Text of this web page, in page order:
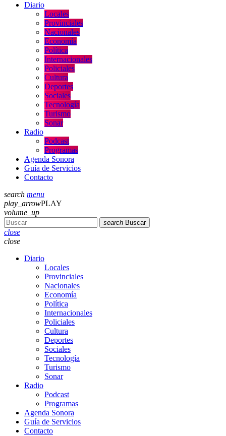
Diario
Locales
Provinciales
Nacionales
Economía
Política
Internacionales
Policiales
Cultura
Deportes
Sociales
Tecnología
Turismo
Sonar
Radio
Podcast
Programas
Agenda Sonora
Guía de Servicios
Contacto
search menu
play_arrowPLAY
volume_up
search Buscar
close
close
Diario
Locales
Provinciales
Nacionales
Economía
Política
Internacionales
Policiales
Cultura
Deportes
Sociales
Tecnología
Turismo
Sonar
Radio
Podcast
Programas
Agenda Sonora
Guía de Servicios
Contacto